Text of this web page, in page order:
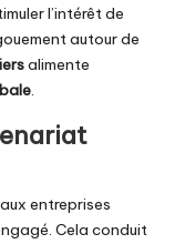
l’intérêt de
autour de
alimente
.
entreprises
Cela conduit